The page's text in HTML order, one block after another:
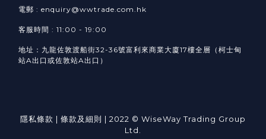
電郵 : enquiry@wwtrade.com.hk
客服時間 : 11:00 - 19:00
地址：九龍佐敦渡船街32-36號富利來商業大廈17樓全層（柯士甸
站A出口或佐敦站A出口）
隱私條款 | 條款及細則 | 2022 © WiseWay Trading Group
Ltd.